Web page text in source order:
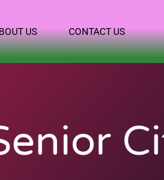
US CONTACT US